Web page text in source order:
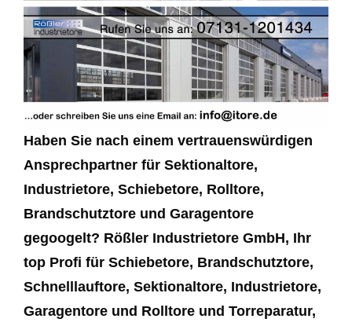
Haben Sie nach einem vertrauenswürdigen
Ansprechpartner für Sektionaltore,
Industrietore, Schiebetore, Rolltore,
Brandschutztore und Garagentore
gegoogelt? Rößler Industrietore GmbH, Ihr
top Profi für Schiebetore, Brandschutztore,
Schnelllauftore, Sektionaltore, Industrietore,
Garagentore und Rolltore und Torreparatur,